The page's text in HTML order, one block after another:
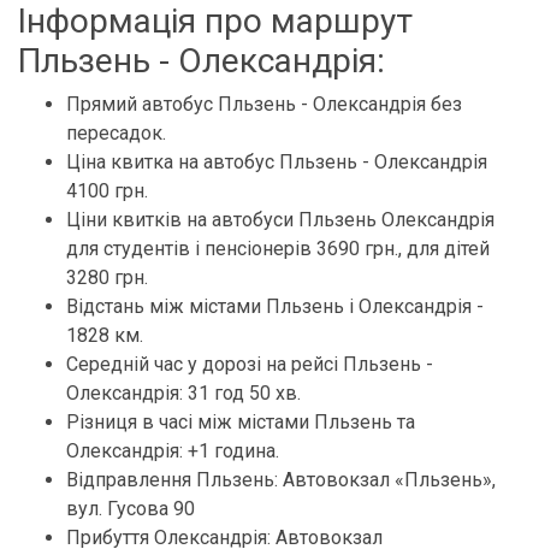
Інформація про маршрут
Пльзень - Олександрія:
Прямий автобус Пльзень - Олександрія без
пересадок.
Ціна квитка на автобус Пльзень - Олександрія
4100 грн.
Ціни квитків на автобуси Пльзень Олександрія
для студентів і пенсіонерів 3690 грн., для дітей
3280 грн.
Відстань між містами Пльзень і Олександрія -
1828 км.
Середній час у дорозі на рейсі Пльзень -
Олександрія: 31 год 50 хв.
Різниця в часі між містами Пльзень та
Олександрія: +1 година.
Відправлення Пльзень: Автовокзал «Пльзень»,
вул. Гусова 90
Прибуття Олександрія: Автовокзал